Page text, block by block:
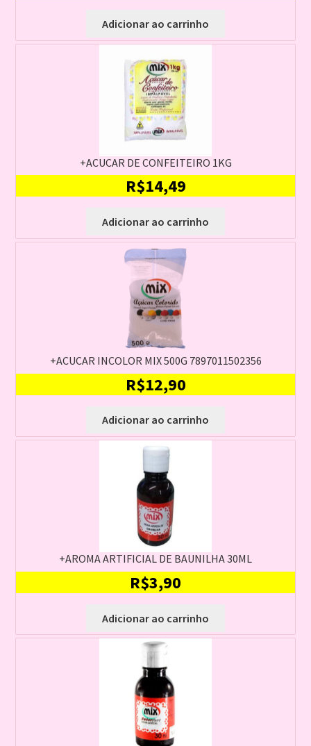
Adicionar ao carrinho
+ACUCAR DE CONFEITEIRO 1KG
R$14,49
Adicionar ao carrinho
+ACUCAR INCOLOR MIX 500G 7897011502356
R$12,90
Adicionar ao carrinho
+AROMA ARTIFICIAL DE BAUNILHA 30ML
R$3,90
Adicionar ao carrinho